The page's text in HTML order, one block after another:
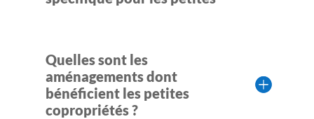
Quelles sont les
aménagements dont
bénéficient les petites
copropriétés ?